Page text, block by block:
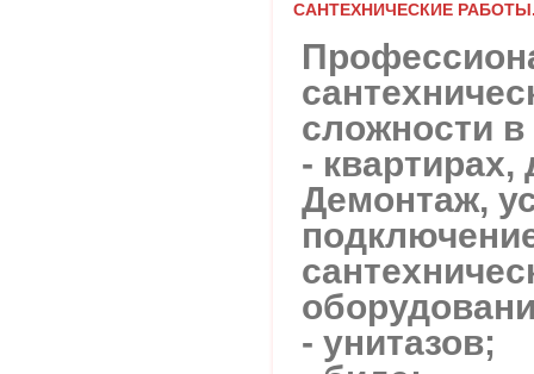
САНТЕХНИЧЕСКИЕ РАБОТЫ.
сложности в
- квартирах,
Демонтаж,
- унитазов;